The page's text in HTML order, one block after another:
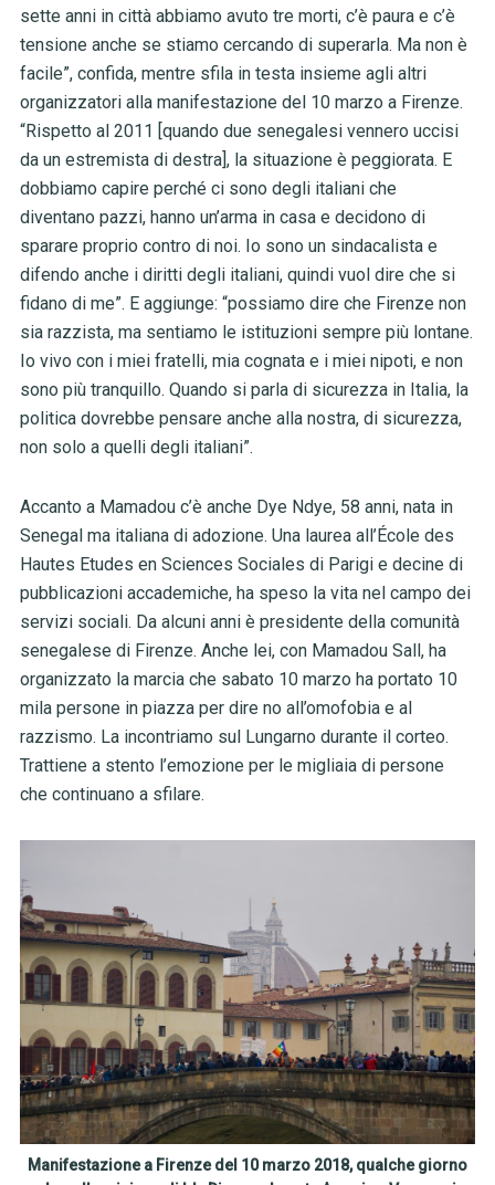
sette anni in città abbiamo avuto tre morti, c’è paura e c’è
tensione anche se stiamo cercando di superarla. Ma non è
facile”, confida, mentre sfila in testa insieme agli altri
organizzatori alla manifestazione del 10 marzo a Firenze.
“Rispetto al 2011 [quando due senegalesi vennero uccisi
da un estremista di destra], la situazione è peggiorata. E
dobbiamo capire perché ci sono degli italiani che
diventano pazzi, hanno un’arma in casa e decidono di
sparare proprio contro di noi. Io sono un sindacalista e
difendo anche i diritti degli italiani, quindi vuol dire che si
fidano di me”. E aggiunge: “possiamo dire che Firenze non
sia razzista, ma sentiamo le istituzioni sempre più lontane.
Io vivo con i miei fratelli, mia cognata e i miei nipoti, e non
sono più tranquillo. Quando si parla di sicurezza in Italia, la
politica dovrebbe pensare anche alla nostra, di sicurezza,
non solo a quelli degli italiani”.
Accanto a Mamadou c’è anche Dye Ndye, 58 anni, nata in
Senegal ma italiana di adozione. Una laurea all’École des
Hautes Etudes en Sciences Sociales di Parigi e decine di
pubblicazioni accademiche, ha speso la vita nel campo dei
servizi sociali. Da alcuni anni è presidente della comunità
senegalese di Firenze. Anche lei, con Mamadou Sall, ha
organizzato la marcia che sabato 10 marzo ha portato 10
mila persone in piazza per dire no all’omofobia e al
razzismo. La incontriamo sul Lungarno durante il corteo.
Trattiene a stento l’emozione per le migliaia di persone
che continuano a sfilare.
Manifestazione a Firenze del 10 marzo 2018, qualche giorno